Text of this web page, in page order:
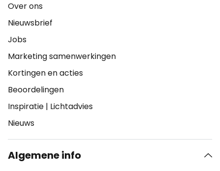
Over ons
Nieuwsbrief
Jobs
Marketing samenwerkingen
Kortingen en acties
Beoordelingen
Inspiratie | Lichtadvies
Nieuws
Algemene info